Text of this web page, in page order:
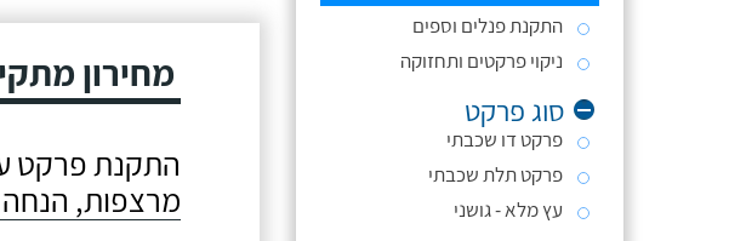
התקנת פנלים וספים
ניקוי פרקטים ותחזוקה
סוג פרקט
פרקט דו שכבתי
פרקט תלת שכבתי
עץ מלא - גושני
מחירון
התקנת פרקט
מרצפות,